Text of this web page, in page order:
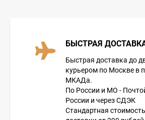
БЫСТРАЯ
Быстрая доставка до
курьером по Москве в
МКАДа.
По России и МО -
России и через СДЭК
Стандартная стоимость